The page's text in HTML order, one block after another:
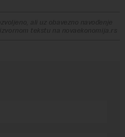
ali uz obavezno navođenje
tekstu na novaekonomija.rs